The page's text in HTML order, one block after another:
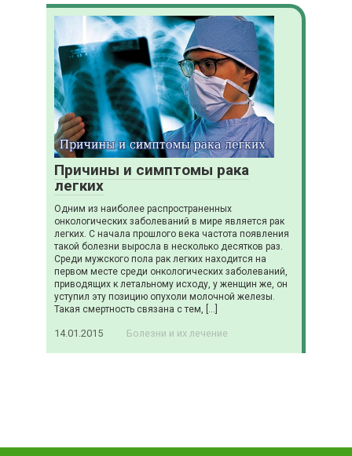
Причины и симптомы рака
легких
Одним из наиболее распространенных
онкологических заболеваний в мире является рак
легких. С начала прошлого века частота появления
такой болезни выросла в несколько десятков раз.
Среди мужского пола рак легких находится на
первом месте среди онкологических заболеваний,
приводящих к летальному исходу, у женщин же, он
уступил эту позицию опухоли молочной железы.
Такая смертность связана с тем, […]
14.01.2015 Болезни и их лечение